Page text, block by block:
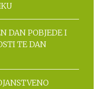
DAN POBJEDE I
TE DAN